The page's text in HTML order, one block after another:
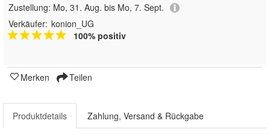
Zustellung: Mo, 31. Aug. bis Mo, 7. Sept.
Verkäufer: konion_UG
100% positiv
Merken Teilen
Produktdetails Zahlung, Versand & Rückgabe